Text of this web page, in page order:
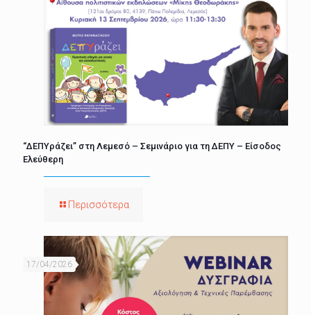
“ΔΕΠΥράζει” στη Λεμεσό – Σεμινάριο για τη ΔΕΠΥ – Είσοδος
Ελεύθερη
Περισσότερα
17/04/2026